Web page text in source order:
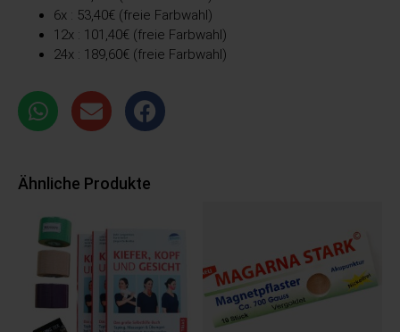
6x : 53,40€ (freie Farbwahl)
12x : 101,40€ (freie Farbwahl)
24x : 189,60€ (freie Farbwahl)
Ähnliche Produkte